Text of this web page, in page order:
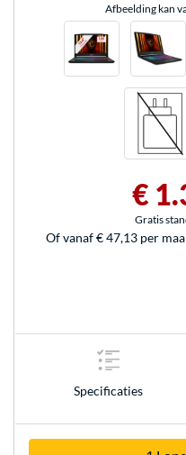
Afbeelding kan
€
Gratis
Of vanaf € 47,13 per
Specificaties